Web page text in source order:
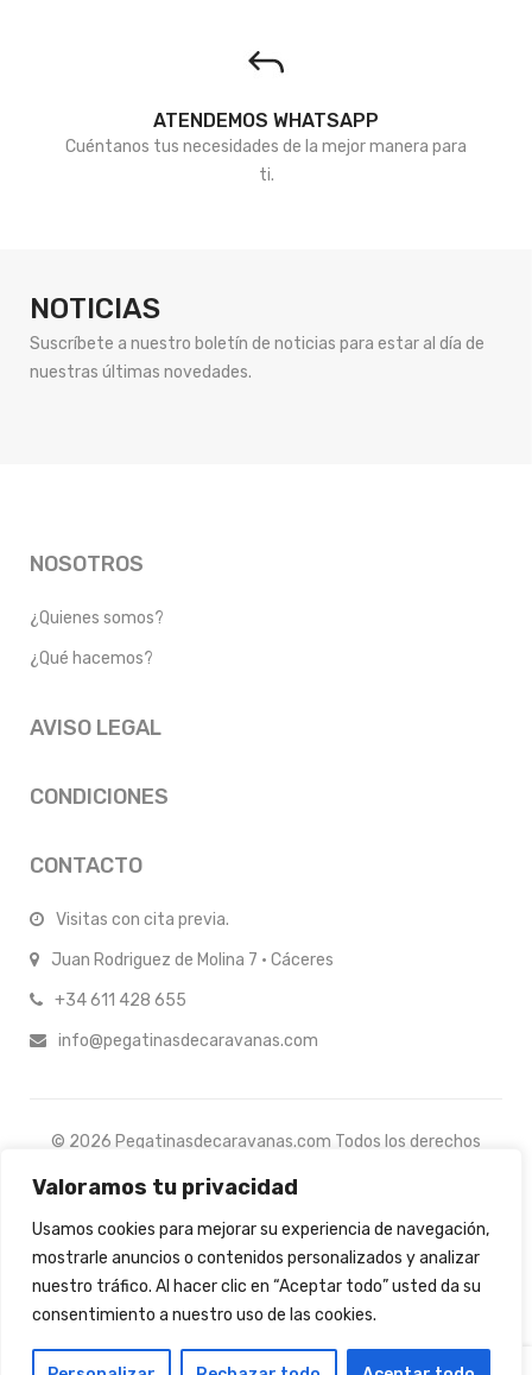
Valoramos tu privacidad
Usamos cookies para mejorar su experiencia de navegación,
mostrarle anuncios o contenidos personalizados y analizar
nuestro tráfico. Al hacer clic en “Aceptar todo” usted da su
consentimiento a nuestro uso de las cookies.
ATENDEMOS WHATSAPP
Cuéntanos tus necesidades de la mejor manera para
ti.
NOTICIAS
Suscríbete a nuestro boletín de noticias para estar al día de
nuestras últimas novedades.
NOSOTROS
¿Quienes somos?
¿Qué hacemos?
AVISO LEGAL
CONDICIONES
CONTACTO
Visitas con cita previa.
Juan Rodriguez de Molina 7 · Cáceres
+34 611 428 655
info@pegatinasdecaravanas.com
© 2026 Pegatinasdecaravanas.com Todos los derechos